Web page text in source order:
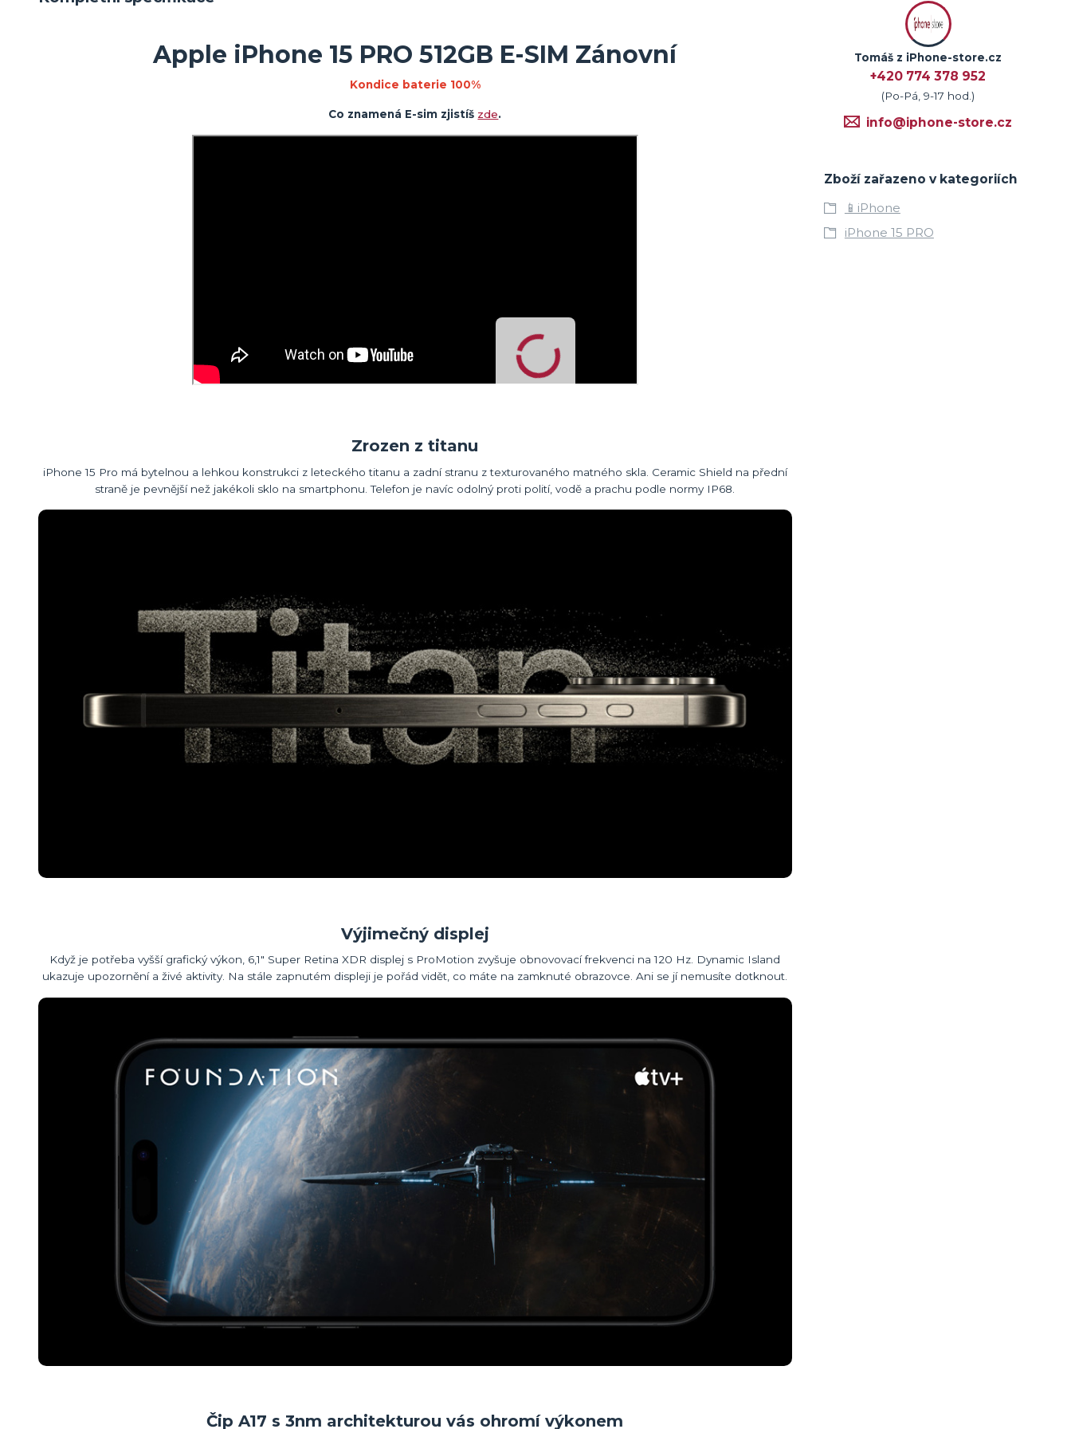
Apple iPhone 15 PRO 512GB E-SIM Zánovní
Kondice baterie 100%
Co znamená E-sim zjistíš zde.
Zrozen z titanu
iPhone 15 Pro má bytelnou a lehkou konstrukci z leteckého titanu a zadní stranu z texturovaného matného skla. Ceramic Shield na přední
straně je pevnější než jakékoli sklo na smartphonu. Telefon je navíc odolný proti polití, vodě a prachu podle normy IP68.
Výjimečný displej
Když je potřeba vyšší grafický výkon, 6,1″ Super Retina XDR displej s ProMotion zvyšuje obnovovací frekvenci na 120 Hz. Dynamic Island
ukazuje upozornění a živé aktivity. Na stále zapnutém displeji je pořád vidět, co máte na zamknuté obrazovce. Ani se jí nemusíte dotknout.
Čip A17 s 3nm architekturou vás ohromí výkonem
Tomáš z iPhone-store.cz
+420 774 378 952
(Po-Pá, 9-17 hod.)
info@iphone-store.cz
Zboží zařazeno v kategoriích
📱iPhone
iPhone 15 PRO